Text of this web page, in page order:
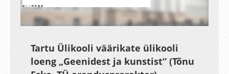
Unmute Loaded
1.59%
Esituskiirused
Auto
Tartu Ülikooli väärikate ülikooli
loeng „Geenidest ja kunstist“ (Tõnu